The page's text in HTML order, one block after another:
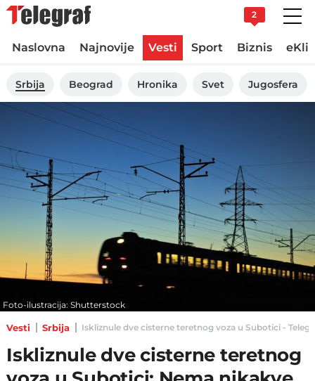
2
Naslovna Najnovije Vesti Sport Biznis
Srbija Beograd Hronika Svet Jugosfera
Foto-ilustracija: Shutterstock
Vesti Srbija Iskliznule dve cisterne teretnog voza u Subotici -
Iskliznule dve cisterne teretnog